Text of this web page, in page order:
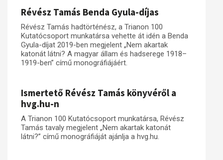
Révész Tamás Benda Gyula-díjas
Révész Tamás hadtörténész, a Trianon 100
Kutatócsoport munkatársa vehette át idén a Benda
Gyula-díjat 2019-ben megjelent „Nem akartak
katonát látni? A magyar állam és hadserege 1918–
1919-ben” című monográfiájáért.
Ismertető Révész Tamás könyvéről a
hvg.hu-n
A Trianon 100 Kutatócsoport munkatársa, Révész
Tamás tavaly megjelent „Nem akartak katonát
látni?” című monográfiáját ajánlja a hvg.hu.